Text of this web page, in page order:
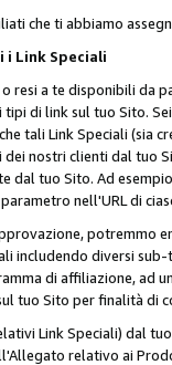
che ti abbiamo
i Link Speciali
resi a te disponibili
di link sul tuo Sito.
tali Link Speciali
nostri clienti dal tuo
dal tuo Sito. Ad
nell'URL di
includendo diversi sub-
di affiliazione, ad
tuo Sito per finalità
Link Speciali) dal
relativo ai